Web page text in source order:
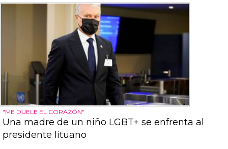
"ME DUELE EL CORAZÓN"
Una madre de un niño LGBT+ se enfrenta al
presidente lituano